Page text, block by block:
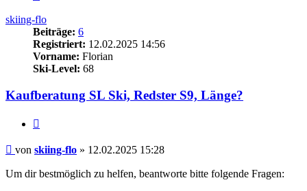
skiing-flo
Beiträge: 6
Registriert: 12.02.2025 14:56
Vorname: Florian
Ski-Level: 68
Kaufberatung SL Ski, Redster S9, Länge?
Beitrag
von skiing-flo » 12.02.2025 15:28
Um dir bestmöglich zu helfen, beantworte bitte folgende Fragen: